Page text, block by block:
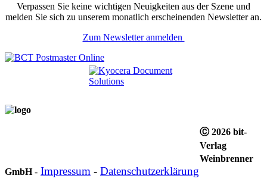
Verpassen Sie keine wichtigen Neuigkeiten aus der Szene und
melden Sie sich zu unserem monatlich erscheinenden Newsletter an.
Zum Newsletter anmelden
Ⓒ 2026 bit-
Verlag
Weinbrenner
GmbH- Impressum - Datenschutzerklärung